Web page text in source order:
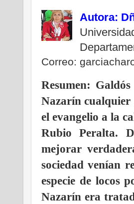
Autora:
Correo:
Resumen:
Nazarín cualquier
el evangelio a la
Rubio Peralta.
mejorar
sociedad venían
especie de locos
Nazarín era